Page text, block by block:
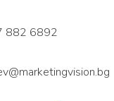
882 6892